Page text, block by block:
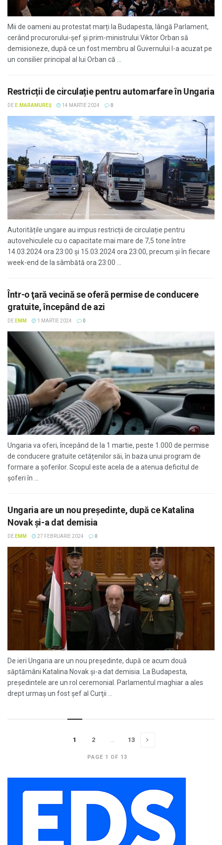
Mii de oameni au protestat marți la Budapesta, lângă Parlament,
cerând procurorului-șef și prim-ministrului Viktor Orban să
demisioneze, după ce un fost membru al Guvernului l-a acuzat pe
un consilier principal al lui Orban că ...
Restricții de circulație pentru automarfare în Ungaria
DE E.MARAMUREȘ 14 MARTIE 2024 0
Autoritățile ungare au impus restricții de circulație pentru
autovehiculele cu o capacitate mai mare de 7,5 tone între
14.03.2024 ora 23:00 și 15.03.2024 ora 23:00, precum și în fiecare
week-end de la sâmbătă ora 23:00 ...
Într-o ţară vecină se oferă permise de conducere
gratuite, începând de azi
DE EMM 1 MARTIE 2024 0
Ungaria va oferi, începând de la 1 martie, peste 1.000 de permise
de conducere gratuite cetățenilor săi, în baza unui program de
formare a șoferilor. Scopul este acela de a atenua deficitul de
șoferi în ...
Ungaria are un nou președinte, după ce Katalina
Novak şi-a dat demisia
DE EMM 27 FEBRUARIE 2024 0
De ieri Ungaria are un nou preşedinte, după ce acum două
săptămâni Katalina Novak şi-a dat demisia. La Budapesta,
preşedintele are un rol ceremonial. Parlamentul maghiar a ales
drept urmaş un fost şef al Curţii ...
PAGE 1 OF 13
1 2 … 13